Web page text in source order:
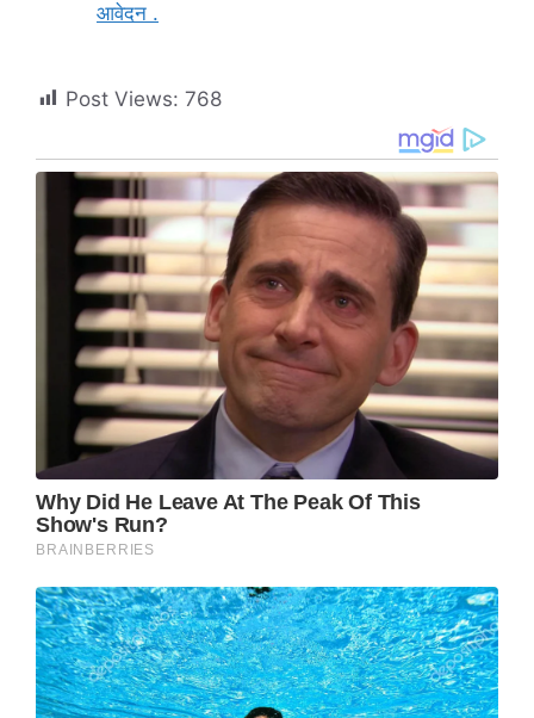
आवेदन .
Post Views: 768